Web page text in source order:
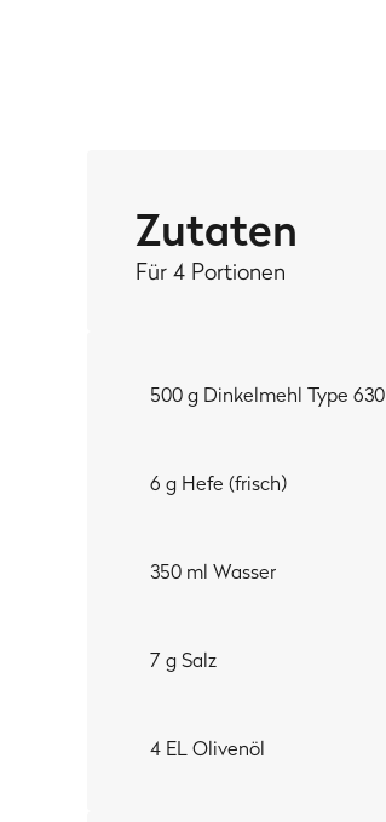
Zutaten
Für 4 Portionen
500 g Dinkelmehl Type 630
6 g Hefe (frisch)
350 ml Wasser
7 g Salz
4 EL Olivenöl